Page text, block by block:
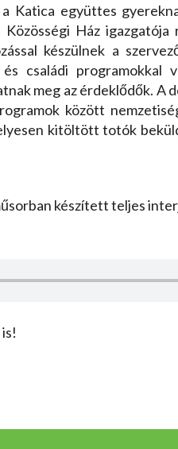
Katica együttes
Ház
készülnek a
családi
meg az érdeklődők. A
között
kitöltött totók
készített teljes